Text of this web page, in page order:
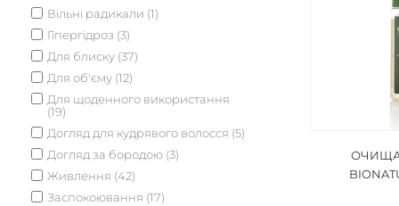
Вільні радикали (1)
Гіпергідроз (3)
Для блиску (37)
Для об'єму (12)
Для щоденного використання
(19)
Догляд для кудрявого волосся (5)
Догляд за бородою (3)
Живлення (42)
Заспокоювання (17)